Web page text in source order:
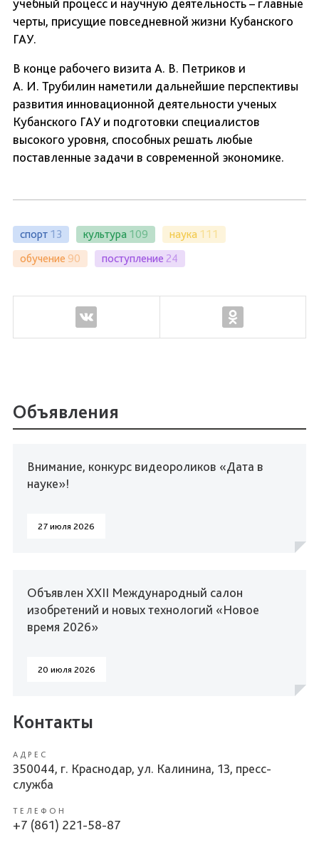
черты, присущие повседневной жизни Кубанского
ГАУ.
В конце рабочего визита А. В. Петриков и
А. И. Трубилин наметили дальнейшие перспективы
развития инновационной деятельности ученых
Кубанского ГАУ и подготовки специалистов
высокого уровня, способных решать любые
поставленные задачи в современной экономике.
спорт 13 культура 109 наука 111
обучение 90 поступление 24
Объявления
Внимание, конкурс видеороликов «Дата в
науке»!
27 июля 2026
Объявлен XXII Международный салон
изобретений и новых технологий «Новое
время 2026»
20 июля 2026
Контакты
АДРЕС
350044, г. Краснодар, ул. Калинина, 13, пресс-
служба
ТЕЛЕФОН
+7 (861) 221-58-87